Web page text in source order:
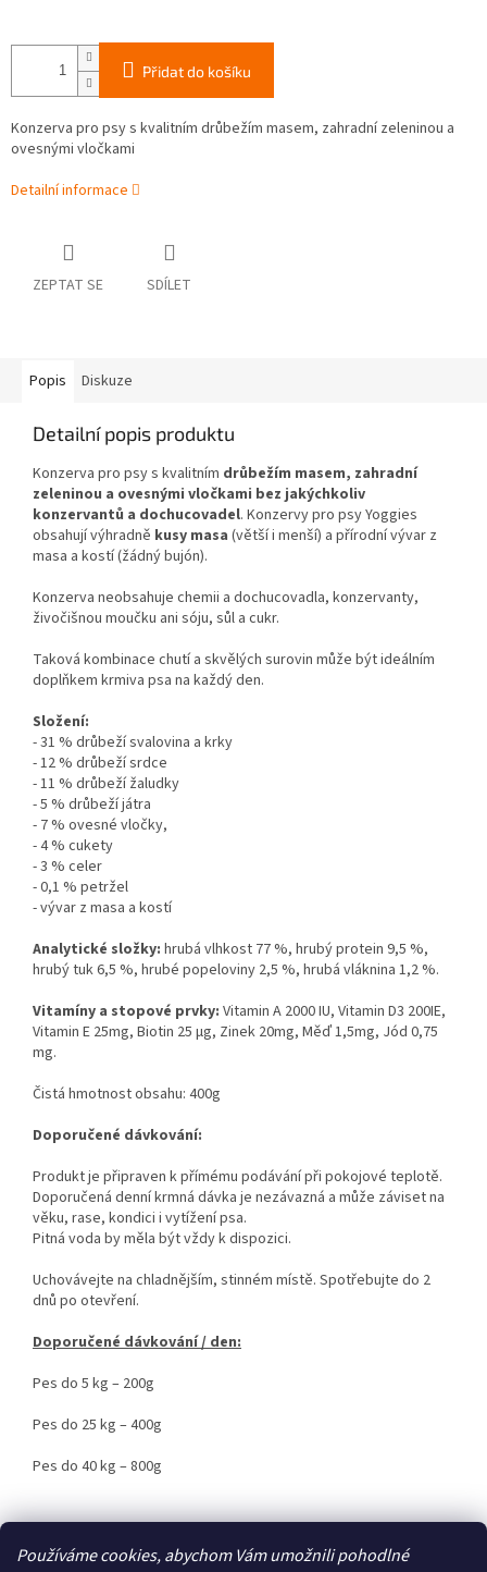
Používáme cookies, abychom Vám umožnili pohodlné
Přidat do košíku
Konzerva pro psy s kvalitním drůbežím masem, zahradní zeleninou a
ovesnými vločkami
Detailní informace
ZEPTAT SE SDÍLET
Popis Diskuze
Detailní popis produktu
Konzerva pro psy s kvalitním drůbežím masem, zahradní
zeleninou a ovesnými vločkami bez jakýchkoliv
konzervantů a dochucovadel. Konzervy pro psy Yoggies
obsahují výhradně kusy masa (větší i menší) a přírodní vývar z
masa a kostí (žádný bujón).
Konzerva neobsahuje chemii a dochucovadla, konzervanty,
živočišnou moučku ani sóju, sůl a cukr.
Taková kombinace chutí a skvělých surovin může být ideálním
doplňkem krmiva psa na každý den.
Složení:
- 31 % drůbeží svalovina a krky
- 12 % drůbeží srdce
- 11 % drůbeží žaludky
- 5 % drůbeží játra
- 7 % ovesné vločky,
- 4 % cukety
- 3 % celer
- 0,1 % petržel
- vývar z masa a kostí
Analytické složky: hrubá vlhkost 77 %, hrubý protein 9,5 %,
hrubý tuk 6,5 %, hrubé popeloviny 2,5 %, hrubá vláknina 1,2 %.
Vitamíny a stopové prvky: Vitamin A 2000 IU, Vitamin D3 200IE,
Vitamin E 25mg, Biotin 25 μg, Zinek 20mg, Měď 1,5mg, Jód 0,75
mg.
Čistá hmotnost obsahu: 400g
Doporučené dávkování:
Produkt je připraven k přímému podávání při pokojové teplotě.
Doporučená denní krmná dávka je nezávazná a může záviset na
věku, rase, kondici i vytížení psa.
Pitná voda by měla být vždy k dispozici.
Uchovávejte na chladnějším, stinném místě. Spotřebujte do 2
dnů po otevření.
Doporučené dávkování / den:
Pes do 5 kg – 200g
Pes do 25 kg – 400g
Pes do 40 kg – 800g